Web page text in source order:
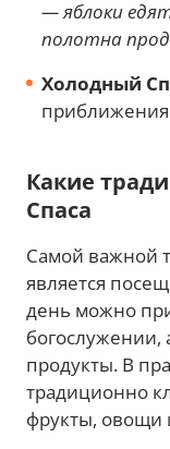
— яблоки
полотна
Холодный
Какие
Спаса
Самой важной
является
день можно
богослужении,
продукты. В
традиционно
фрукты, овощи